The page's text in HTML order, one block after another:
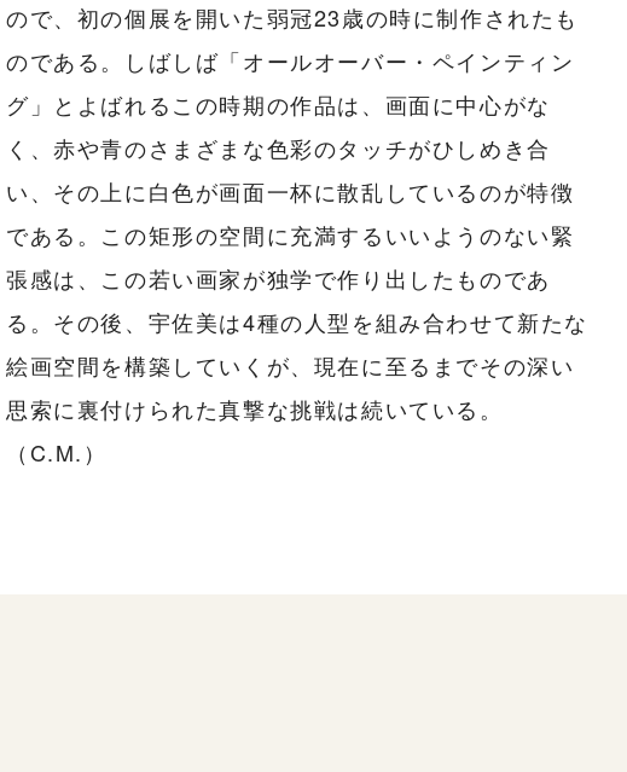
ので、初の個展を開いた弱冠23歳の時に制作されたも
のである。しばしば「オールオーバー・ペインティン
グ」とよばれるこの時期の作品は、画面に中心がな
く、赤や青のさまざまな色彩のタッチがひしめき合
い、その上に白色が画面一杯に散乱しているのが特徴
である。この矩形の空間に充満するいいようのない緊
張感は、この若い画家が独学で作り出したものであ
る。その後、宇佐美は4種の人型を組み合わせて新たな
絵画空間を構築していくが、現在に至るまでその深い
思索に裏付けられた真撃な挑戦は続いている。
（C.M.）